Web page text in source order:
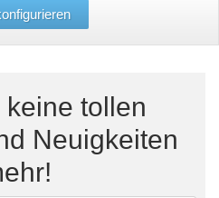
tollen
Neuigkeiten